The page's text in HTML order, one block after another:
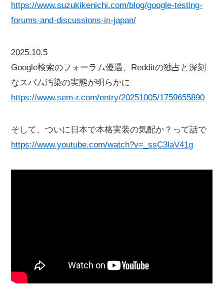
https://www.suzukikenichi.com/blog/google-testing-
forums-and-discussions-in-japan/
2025.10.5
Google検索のフォーラム優遇、Redditの独占と深刻
なスパム汚染の実態が明らかに
https://www.sem-r.com/entry/20251005/1759655890
そして、ついに日本で本格実装の気配か？って話で
https://www.youtube.com/watch?v=_ssC3laV41g